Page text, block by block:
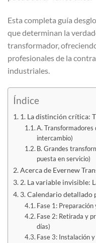
Esta completa guía
que determinan la
transformador,
profesionales de la
industriales.
Índice
1. La distinción crítica:
A.
intercambio)
B. Grandes
puesta en servicio)
Acerca de Evernew
2. La variable invisible:
3. Calendario detallado
Fase 1:
Fase 2: Retirada y
días)
Fase 3: Instalación